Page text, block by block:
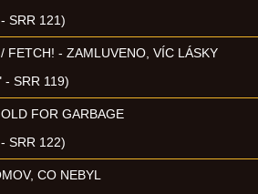
SRR 121)
FETCH! - ZAMLUVENO, VÍC LÁSKY
- SRR 119)
FOR GARBAGE
SRR 122)
CO NEBYL